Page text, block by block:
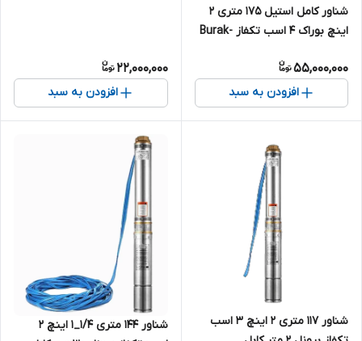
شناور کامل استیل 175 متری 2
اینچ بوراک 4 اسب تکفاز Burak-
55,000,000
افزودن به سبد
22,000,000
افزودن به سبد
شناور ۱۱۷ متری ۲ اینچ ۳ اسب
شناور ۱۴۴ متری ۱/۴_۱ اینچ ۲